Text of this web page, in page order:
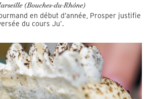
(Bouches-du-Rhône)
en début d’année, Prosper justifie
du cours Ju’.